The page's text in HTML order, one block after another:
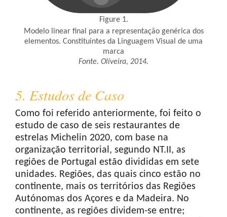
Figure 1.
Modelo linear final para a representação genérica dos
elementos. Constituintes da Linguagem Visual de uma
marca
Fonte. Oliveira, 2014.
5. Estudos de Caso
Como foi referido anteriormente, foi feito o
estudo de caso de seis restaurantes de
estrelas Michelin 2020, com base na
organização territorial, segundo NT.II, as
regiões de Portugal estão divididas em sete
unidades. Regiões, das quais cinco estão no
continente, mais os territórios das Regiões
Autónomas dos Açores e da Madeira. No
continente, as regiões dividem-se entre;